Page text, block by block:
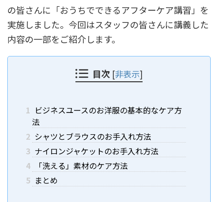
の皆さんに「おうちでできるアフターケア講習」を
実施しました。今回はスタッフの皆さんに講義した
内容の一部をご紹介します。
目次 [非表示]
1 ビジネスユースのお洋服の基本的なケア方
法
2 シャツとブラウスのお手入れ方法
3 ナイロンジャケットのお手入れ方法
4
「洗える」素材のケア方法
5 まとめ